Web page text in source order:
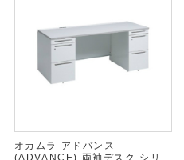
オカムラ アドバンス
(ADVANCE) 両袖デスク シリ